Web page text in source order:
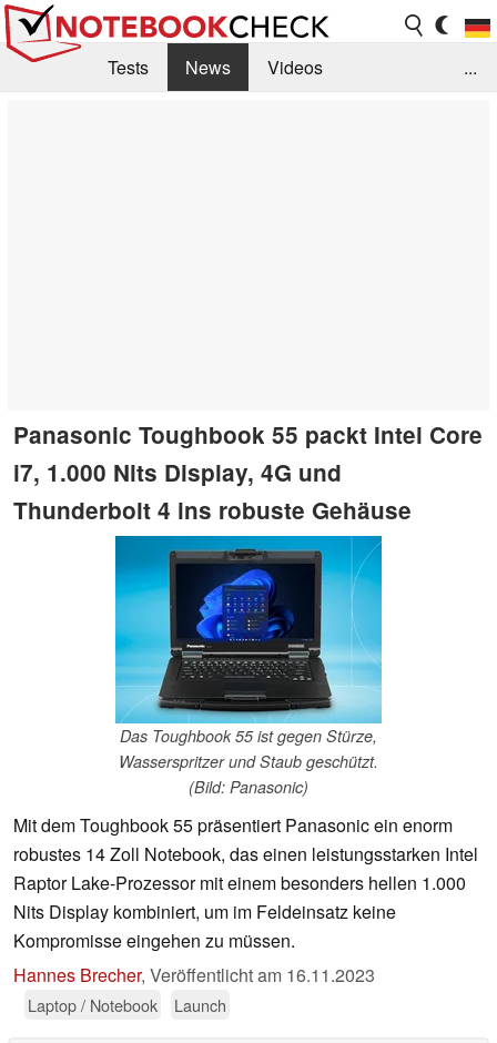
Tests News
Videos
...
Panasonic Toughbook 55 packt Intel Core
i7, 1.000 Nits Display, 4G und
Thunderbolt 4 ins robuste Gehäuse
Das Toughbook 55 ist gegen Stürze,
Wasserspritzer und Staub geschützt.
(Bild: Panasonic)
Mit dem Toughbook 55 präsentiert Panasonic ein enorm
robustes 14 Zoll Notebook, das einen leistungsstarken Intel
Raptor Lake-Prozessor mit einem besonders hellen 1.000
Nits Display kombiniert, um im Feldeinsatz keine
Kompromisse eingehen zu müssen.
Hannes Brecher, Veröffentlicht am 16.11.2023
Laptop / Notebook Launch